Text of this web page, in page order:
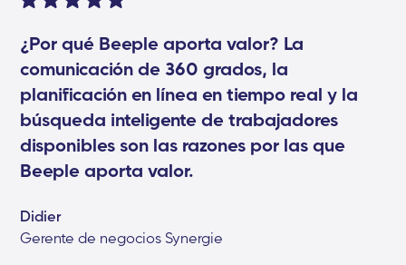
¿Por qué Beeple aporta valor? La
comunicación de 360 grados, la
planificación en línea en tiempo real y la
búsqueda inteligente de trabajadores
disponibles son las razones por las que
Beeple aporta valor.
Didier
Gerente de negocios Synergie